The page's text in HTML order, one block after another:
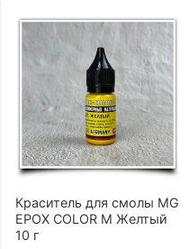
Краситель для смолы MG
EPOX COLOR M Желтый
10 г